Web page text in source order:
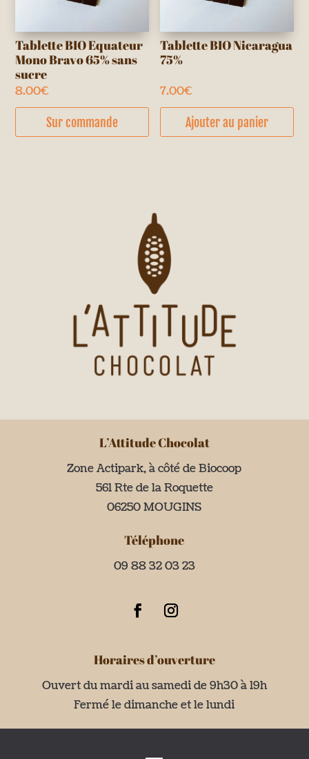
Tablette BIO Equateur
Mono Bravo 65% sans
sucre
8.00€
Sur commande
Tablette BIO Nicaragua
75%
7.00€
Ajouter au panier
L’Attitude Chocolat
Zone Actipark, à côté de Biocoop
561 Rte de la Roquette
06250 MOUGINS
Téléphone
09 88 32 03 23
Horaires d’ouverture
Ouvert du mardi au samedi de 9h30 à 19h
Fermé le dimanche et le lundi